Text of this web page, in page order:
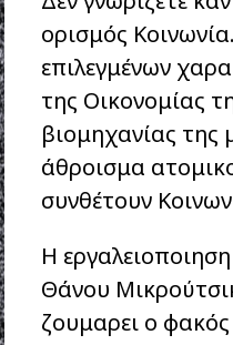
ορισμός
επιλεγμένων
της Οικονομίας
βιομηχανίας της
άθροισμα
συνθέτουν
Η
Θάνου
ζουμαρει ο